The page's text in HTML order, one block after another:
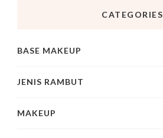
CATEGORIES
BASE MAKEUP
JENIS RAMBUT
MAKEUP